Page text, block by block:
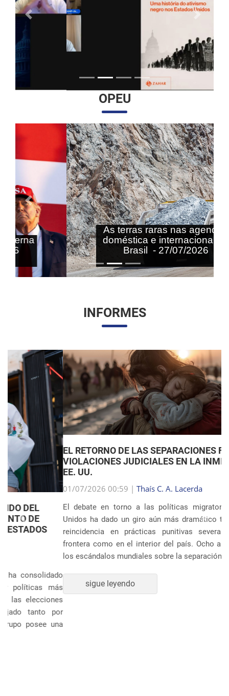
Anterior
OPEU
As terras raras nas agendas
doméstica e internacional do
Brasil - 27/07/2026
Anterior Próximo
INFORMES
EL RETORNO DE LAS SEPARACIONES FAMILIARES:
VIOLACIONES JUDICIALES EN LA INMIGRACIÓN DE
EE. UU.
01/07/2026 00:59 |Thaís C. A. Lacerda
El debate en torno a las políticas migratorias de Estados
Unidos ha dado un giro aún más dramático tras revelarse la
reincidencia en prácticas punitivas severas, tanto en la
frontera como en el interior del país. Ocho años después de
los escándalos mundiales sobre la separación sistem�...
sigue leyendo
Anterior